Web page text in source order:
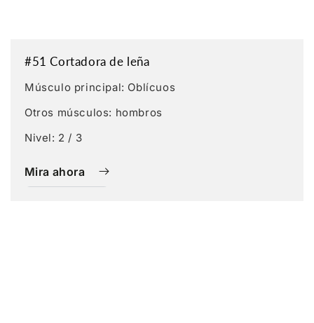
#51 Cortadora de leña
Músculo principal: Oblícuos
Otros músculos: hombros
Nivel: 2 / 3
Mira ahora